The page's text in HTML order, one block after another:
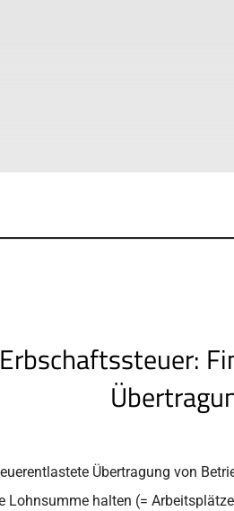
Erbschaftssteuer:
Übertragung von
Lohnsumme halten (=